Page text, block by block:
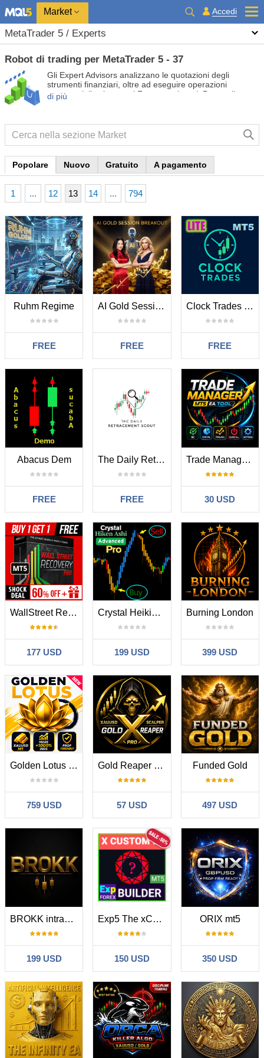
Market Accedi
MetaTrader 5 / Experts
Robot di trading per MetaTrader 5 - 37
Gli Expert Advisors analizzano le quotazioni degli
strumenti finanziari, oltre ad eseguire operazioni
commerciali sui mercati Forex e azionari. Prova gli
Expert Advisors gratuiti e a pagamento in modo da
di più
Popolare Nuovo Gratuito A pagamento
1 ... 12 13 14 ... 794
Ruhm Regime
FREE
AI Gold Session Breakout
FREE
Clock Trades EURUSD for MT5
FREE
Abacus Dem
FREE
The Daily Retracement Scout
FREE
Trade Manager Break Even Partial Close
30 USD
WallStreet Recovery PRO MT5
177 USD
Crystal Heikin Ashi Pro
199 USD
Burning London
399 USD
Golden Lotus MT5
759 USD
Gold Reaper X Pro
57 USD
Funded Gold
497 USD
BROKK intraday
199 USD
Exp5 The xCustomEA for MT5
150 USD
ORIX mt5
350 USD